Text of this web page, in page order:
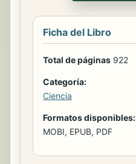
Ficha del Libro
Total de páginas 922
Categoría:
Ciencia
Formatos disponibles:
MOBI, EPUB, PDF